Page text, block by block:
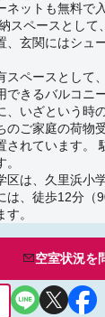
ネットも無料で
スペースとして
、玄関にはシュ
スペースとして
できるバルコニ
、いざという時
のご家庭の荷物
されています。
区は、久里浜小
は、徒歩12分（
。
空室状況を